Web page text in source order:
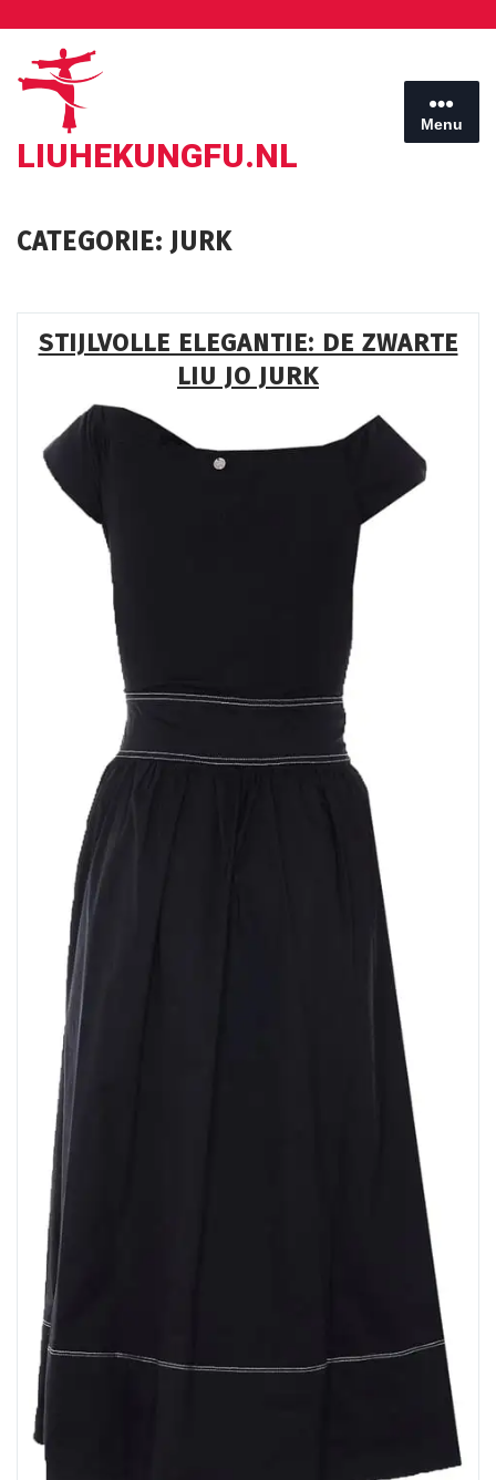
inhoud
LIUHEKUNGFU.NL
Menu
CATEGORIE: JURK
STIJLVOLLE ELEGANTIE: DE ZWARTE
LIU JO JURK